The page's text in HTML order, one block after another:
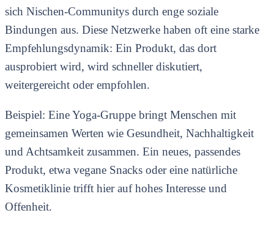
sich Nischen-Communitys durch enge soziale
Bindungen aus. Diese Netzwerke haben oft eine starke
Empfehlungsdynamik: Ein Produkt, das dort
ausprobiert wird, wird schneller diskutiert,
weitergereicht oder empfohlen.
Beispiel: Eine Yoga-Gruppe bringt Menschen mit
gemeinsamen Werten wie Gesundheit, Nachhaltigkeit
und Achtsamkeit zusammen. Ein neues, passendes
Produkt, etwa vegane Snacks oder eine natürliche
Kosmetiklinie trifft hier auf hohes Interesse und
Offenheit.